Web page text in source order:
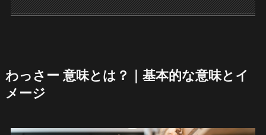
わっさー 意味とは？｜基本的な意味とイ
メージ